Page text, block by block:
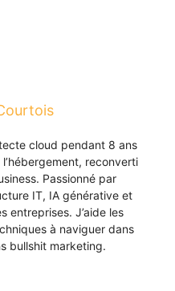
cloud pendant 8 ans
reconverti
Passionné par
IT, IA générative et
entreprises. J’aide les
à naviguer dans
bullshit marketing.